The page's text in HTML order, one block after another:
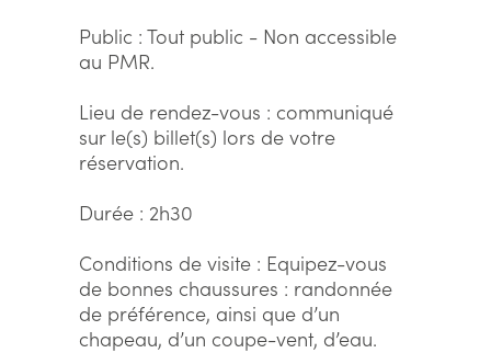
Public : Tout public - Non accessible
au PMR.
Lieu de rendez-vous : communiqué
sur le(s) billet(s) lors de votre
réservation.
Durée : 2h30
Conditions de visite : Equipez-vous
de bonnes chaussures : randonnée
de préférence, ainsi que d’un
chapeau, d’un coupe-vent, d’eau.